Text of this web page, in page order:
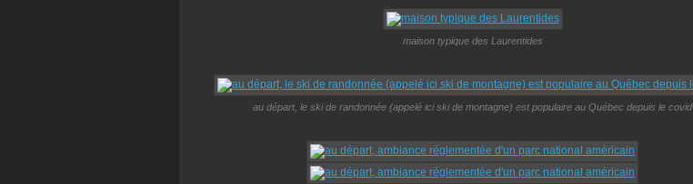
maison typique des Laurentides
au départ, le ski de randonnée (appelé ici ski de montagne) est populaire au Québec depuis le covid